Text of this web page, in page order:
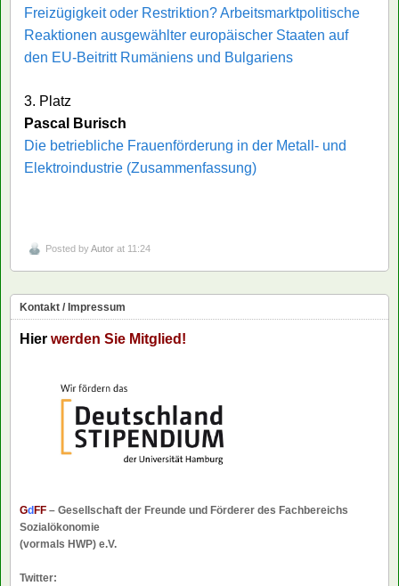
Freizügigkeit oder Restriktion? Arbeitsmarktpolitische
Reaktionen ausgewählter europäischer Staaten auf
den EU-Beitritt Rumäniens und Bulgariens
3. Platz
Pascal Burisch
Die betriebliche Frauenförderung in der Metall- und
Elektroindustrie (Zusammenfassung)
Posted byAutor at 11:24
Kontakt / Impressum
Hier werden Sie Mitglied!
Gd FF – Gesellschaft der Freunde und Förderer des Fachbereichs
Sozialökonomie
(vormals HWP) e.V.
Twitter: